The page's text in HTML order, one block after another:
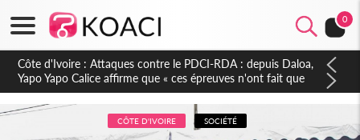
0
Côte d'Ivoire : Le Colonel-Major Fofié Kouakou est décédé,
l'armée perd une figure de la 2e Région militaire
CÔTE D'IVOIRE SOCIÉTÉ